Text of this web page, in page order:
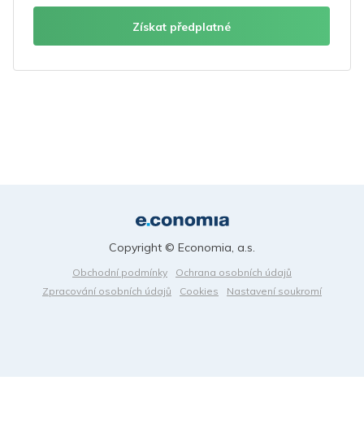
Získat předplatné
Obchodní podmínky
Ochrana osobních údajů
Zpracování osobních údajů
Cookies Nastavení soukromí
Copyright © Economia, a.s.